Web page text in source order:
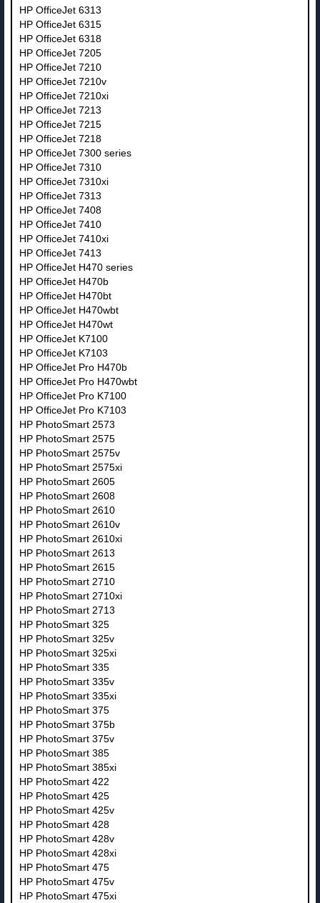
HP OfficeJet 6313
HP OfficeJet 6315
HP OfficeJet 6318
HP OfficeJet 7205
HP OfficeJet 7210
HP OfficeJet 7210v
HP OfficeJet 7210xi
HP OfficeJet 7213
HP OfficeJet 7215
HP OfficeJet 7218
HP OfficeJet 7300 series
HP OfficeJet 7310
HP OfficeJet 7310xi
HP OfficeJet 7313
HP OfficeJet 7408
HP OfficeJet 7410
HP OfficeJet 7410xi
HP OfficeJet 7413
HP OfficeJet H470 series
HP OfficeJet H470b
HP OfficeJet H470bt
HP OfficeJet H470wbt
HP OfficeJet H470wt
HP OfficeJet K7100
HP OfficeJet K7103
HP OfficeJet Pro H470b
HP OfficeJet Pro H470wbt
HP OfficeJet Pro K7100
HP OfficeJet Pro K7103
HP PhotoSmart 2573
HP PhotoSmart 2575
HP PhotoSmart 2575v
HP PhotoSmart 2575xi
HP PhotoSmart 2605
HP PhotoSmart 2608
HP PhotoSmart 2610
HP PhotoSmart 2610v
HP PhotoSmart 2610xi
HP PhotoSmart 2613
HP PhotoSmart 2615
HP PhotoSmart 2710
HP PhotoSmart 2710xi
HP PhotoSmart 2713
HP PhotoSmart 325
HP PhotoSmart 325v
HP PhotoSmart 325xi
HP PhotoSmart 335
HP PhotoSmart 335v
HP PhotoSmart 335xi
HP PhotoSmart 375
HP PhotoSmart 375b
HP PhotoSmart 375v
HP PhotoSmart 385
HP PhotoSmart 385xi
HP PhotoSmart 422
HP PhotoSmart 425
HP PhotoSmart 425v
HP PhotoSmart 428
HP PhotoSmart 428v
HP PhotoSmart 428xi
HP PhotoSmart 475
HP PhotoSmart 475v
HP PhotoSmart 475xi